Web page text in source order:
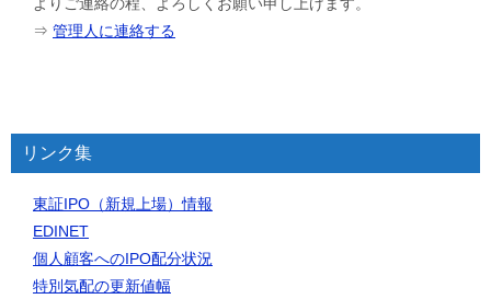
⇒ 管理人に連絡する
リンク集
東証IPO（新規上場）情報
EDINET
個人顧客へのIPO配分状況
特別気配の更新値幅